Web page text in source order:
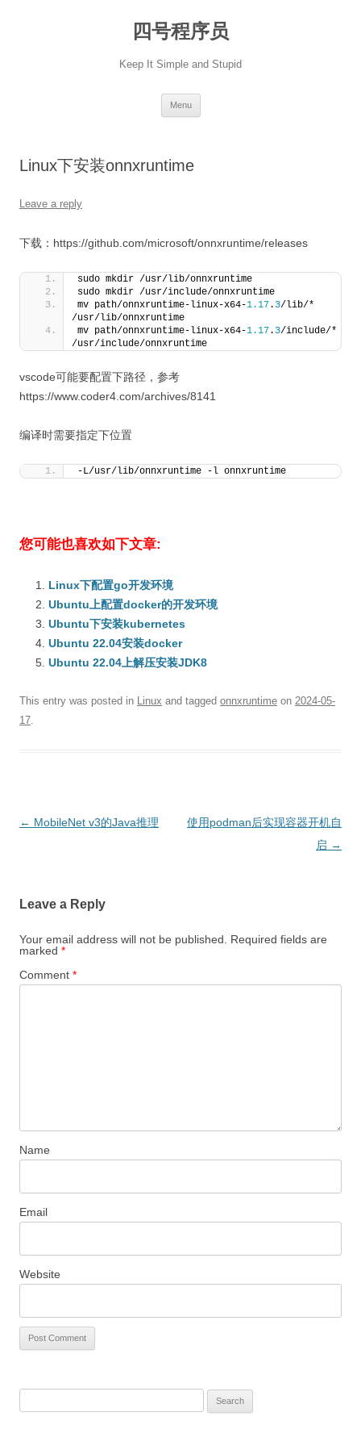
四号程序员
Keep It Simple and Stupid
Menu
Linux下安装onnxruntime
Leave a reply
下载：https://github.com/microsoft/onnxruntime/releases
sudo mkdir /usr/lib/onnxruntime
sudo mkdir /usr/include/onnxruntime
mv path/onnxruntime-linux-x64-1.17. 3/lib/*
/usr/lib/onnxruntime
mv path/onnxruntime-linux-x64-1.17. 3/include/*
/usr/include/onnxruntime
vscode可能要配置下路径，参考
https://www.coder4.com/archives/8141
编译时需要指定下位置
-L/usr/lib/onnxruntime -l onnxruntime
您可能也喜欢如下文章:
Linux下配置go开发环境
Ubuntu上配置docker的开发环境
Ubuntu下安装kubernetes
Ubuntu 22.04安装docker
Ubuntu 22.04上解压安装JDK8
This entry was posted in Linux and tagged onnxruntime on 2024-05-
17.
Post
← MobileNet v3的Java推理
使用podman后实现容器开机自
启 →
Leave a Reply
Your email address will not be published.
Required fields are
marked *
Comment *
Name
Email
Website